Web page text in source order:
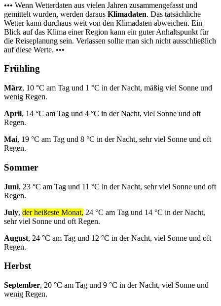
••• Wenn Wetterdaten aus vielen Jahren zusammengefasst und
gemittelt wurden, werden daraus Klimadaten. Das tatsächliche
Wetter kann durchaus weit von den Klimadaten abweichen. Ein
Blick auf das Klima einer Region kann ein guter Anhaltspunkt für
die Reiseplanung sein. Verlassen sollte man sich nicht ausschließlich
auf diese Werte. •••
Frühling
März, 10 °C am Tag und 1 °C in der Nacht, mäßig viel Sonne und
wenig Regen.
April, 14 °C am Tag und 4 °C in der Nacht, viel Sonne und oft
Regen.
Mai, 19 °C am Tag und 8 °C in der Nacht, sehr viel Sonne und oft
Regen.
Sommer
Juni, 23 °C am Tag und 11 °C in der Nacht, sehr viel Sonne und oft
Regen.
July, der heißeste Monat, 24 °C am Tag und 14 °C in der Nacht,
sehr viel Sonne und oft Regen.
August, 24 °C am Tag und 12 °C in der Nacht, viel Sonne und oft
Regen.
Herbst
September, 20 °C am Tag und 9 °C in der Nacht, viel Sonne und
wenig Regen.